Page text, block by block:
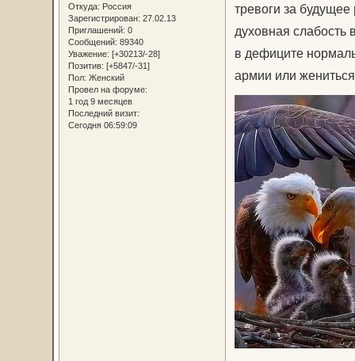
Откуда: Россия
Зарегистрирован: 27.02.13
Приглашений: 0
Сообщений: 89340
Уважение: [+30213/-28]
Позитив: [+5847/-31]
Пол: Женский
Провел на форуме:
1 год 9 месяцев
Последний визит:
Сегодня 06:59:09
тревоги за будущее
духовная
в дефиците
армии или